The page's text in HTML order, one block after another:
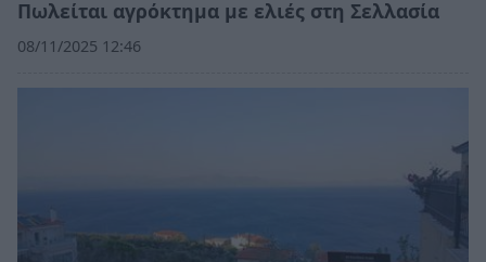
Πωλείται αγρόκτημα με ελιές στη Σελλασία
08/11/2025 12:46